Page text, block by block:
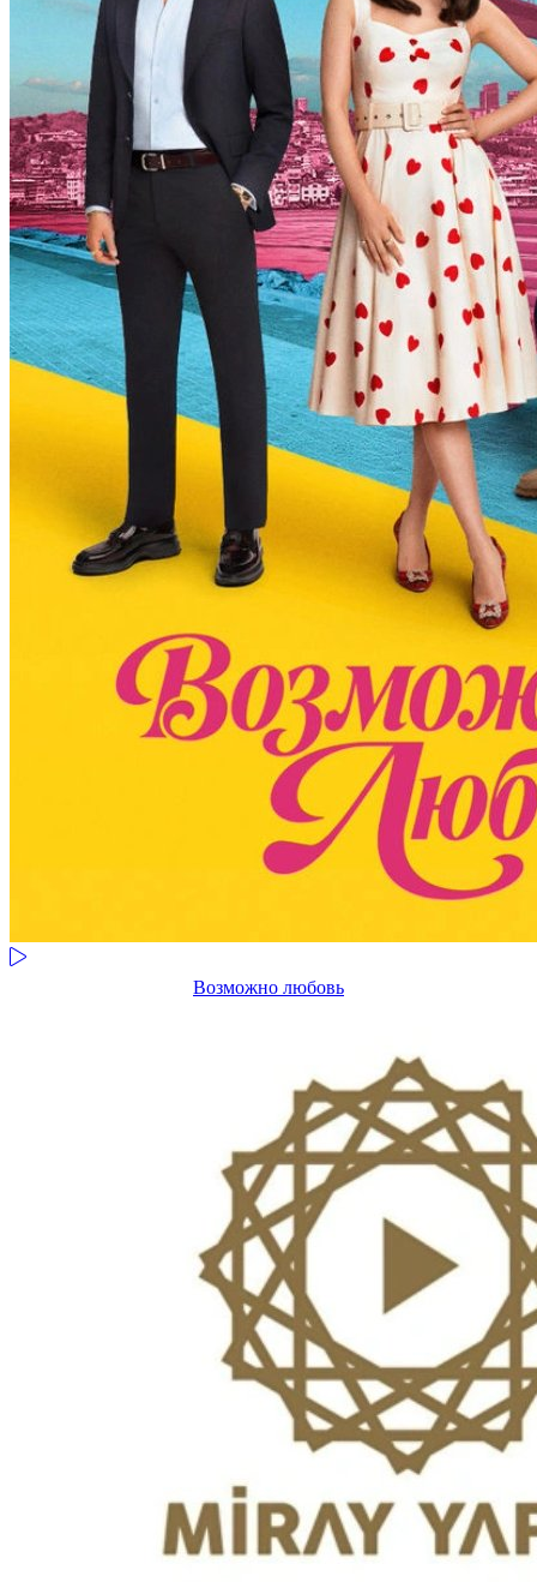
Возможно любовь